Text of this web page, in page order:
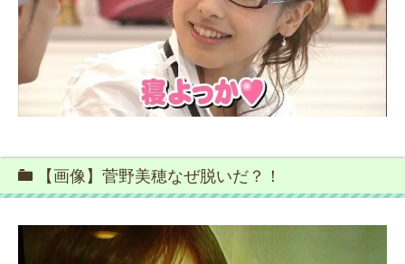
【画像】菅野美穂なぜ脱いだ？！